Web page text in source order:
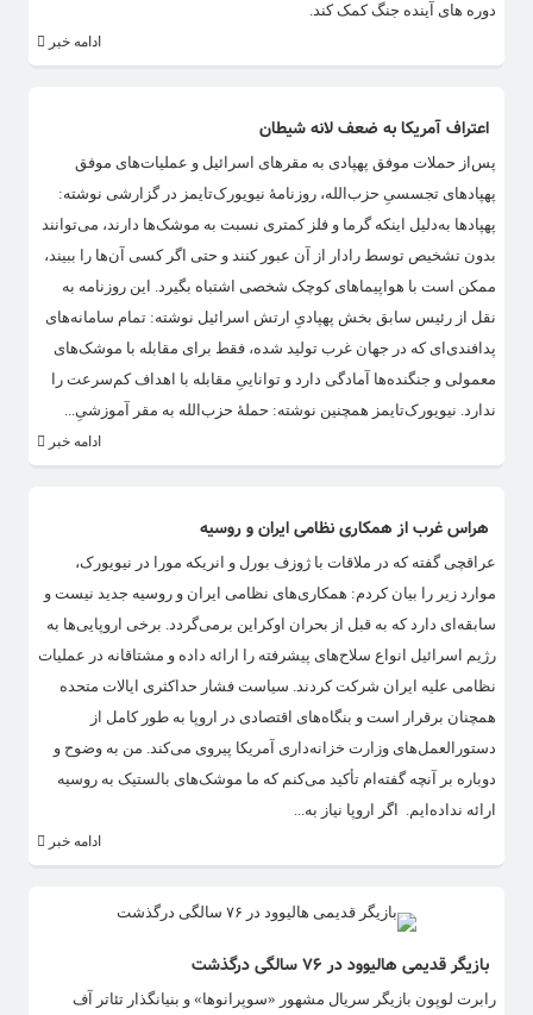
دوره های آینده جنگ کمک کند.
ادامه خبر
اعتراف آمریکا به ضعف لانه شیطان
پس‌از حملات موفق پهپادی به مقرهای اسرائیل و عملیات‌های موفق
پهپادهای تجسسیِ حزب‌الله، روزنامهٔ نیویورک‌تایمز در گزارشی نوشته:
پهپادها به‌دلیل اینکه گرما و فلز کمتری نسبت به موشک‌ها دارند، می‌توانند
بدون تشخیص توسط رادار از آن عبور کنند و حتی اگر کسی آن‌ها را ببیند،
ممکن است با هواپیماهای کوچک شخصی اشتباه بگیرد. این روزنامه به
نقل از رئیس سابق بخش پهپادیِ ارتش اسرائیل نوشته: تمام سامانه‌های
پدافندی‌ای که در جهان غرب تولید شده، فقط برای مقابله با موشک‌های
معمولی و جنگنده‌ها آمادگی دارد و تواناییِ مقابله با اهداف کم‌سرعت را
ندارد. نیویورک‌تایمز همچنین نوشته: حملهٔ حزب‌الله به مقر آموزشیِ...
ادامه خبر
هراس غرب از همکاری نظامی ایران و روسیه
عراقچی گفته که در ملاقات با ژوزف بورل و انریکه مورا در نیویورک،
موارد زیر را بیان کردم: همکاری‌های نظامی ایران و روسیه جدید نیست و
سابقه‌ای دارد که به قبل از بحران اوکراین برمی‌گردد. برخی اروپایی‌ها به
رژیم اسرائیل انواع سلاح‌های پیشرفته را ارائه داده و مشتاقانه در عملیات
نظامی علیه ایران شرکت کردند. سیاست فشار حداکثری ایالات متحده
همچنان برقرار است و بنگاه‌های اقتصادی در اروپا به طور کامل از
دستورالعمل‌های وزارت خزانه‌داری آمریکا پیروی می‌کند. من به وضوح و
دوباره بر آنچه گفته‌ام تأکید می‌کنم که ما موشک‌های بالستیک به روسیه
ارائه نداده‌ایم. اگر اروپا نیاز به...
ادامه خبر
بازیگر قدیمی هالیوود در ۷۶ سالگی درگذشت
رابرت لوپون بازیگر سریال مشهور «سوپرانوها» و بنیانگذار تئاتر آف